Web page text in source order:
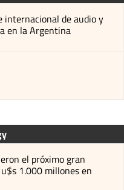
internacional de audio y
en la Argentina
el próximo gran
1.000 millones en